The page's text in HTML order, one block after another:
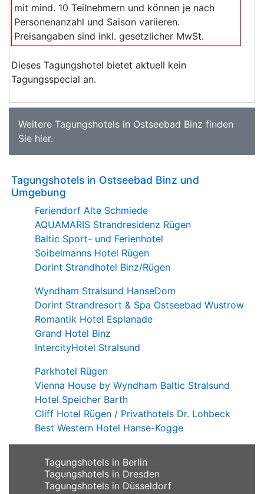
mit mind. 10 Teilnehmern und können je nach
Personenanzahl und Saison variieren.
Preisangaben sind inkl. gesetzlicher MwSt.
Dieses Tagungshotel bietet aktuell kein
Tagungsspecial an.
Weitere Tagungshotels in Ostseebad Binz finden
Sie hier.
Tagungshotels in Ostseebad Binz und
Umgebung
Feriendorf Alte Schmiede
AQUAMARIS Strandresidenz Rügen
Baltic Sport- und Ferienhotel
Soibelmanns Hotel Rügen
Dorint Strandhotel Binz/Rügen
Wyndham Stralsund HanseDom
Dorint Strandresort & Spa Ostseebad Wustrow
Romantik Hotel Esplanade
Grand Hotel Binz
IntercityHotel Stralsund
Parkhotel Rügen
Vienna House by Wyndham Baltic Stralsund
Hotel Speicher Barth
Cliff Hotel Rügen / Privathotels Dr. Lohbeck
Best Western Hotel Hanse-Kogge
Tagungshotels in Berlin
Tagungshotels in Dresden
Tagungshotels in Düsseldorf